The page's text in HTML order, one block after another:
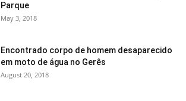
Parque
May 3, 2018
Encontrado corpo de homem desaparecido
em moto de água no Gerês
August 20, 2018